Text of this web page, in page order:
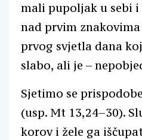
mali pupoljak u sebi
nad prvim
prvog svjetla dana
slabo, ali je –
Sjetimo se
(usp. Mt 13,24–30).
korov i žele ga